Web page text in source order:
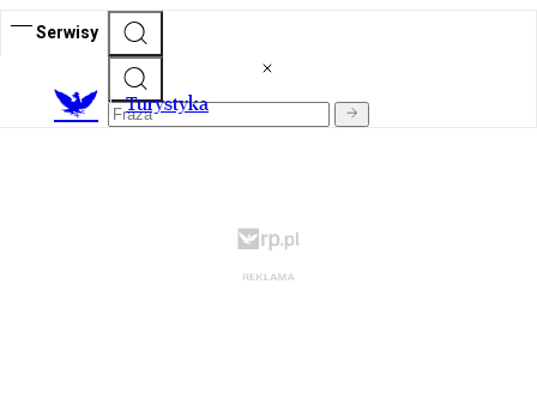
Serwisy
Turystyka